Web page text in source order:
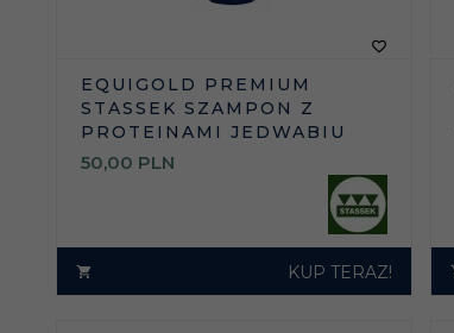
EQUIGOLD PREMIUM
STASSEK SZAMPON Z
PROTEINAMI JEDWABIU
50,00 PLN
KUP TERAZ!